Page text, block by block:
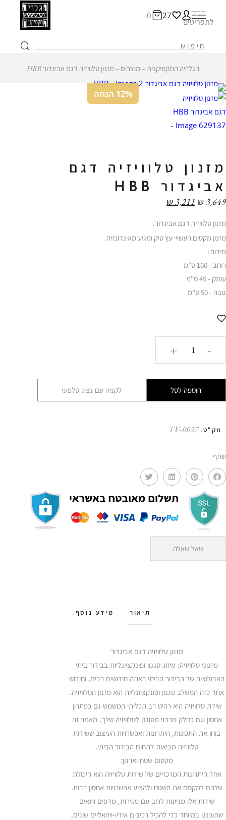
27
0
לתפריטים
הגלריה המקסיקנית ‒מוצרים ‒מזנון טלוויזיה דגם אביגדור HBB
12% הנחה
מזנון טלוויזיה דגם
אביגדור HBB
₪3,649
₪3,211
מזנון טלוויזיה דגם אביגדור.
מזנון מקסים העשויי עץ טיק ומגיע מאינדונזיה.
מידות:
רוחב - 160 ס"מ
עומק - 45 ס"מ
גובה - 50 ס"מ
-
HBB
+
הוספה לסל לקניה עם נציג טלפוני
מק"ט: TV-0027
שתף
שאל שאלה
תיאור מידע נוסף
מזנון טלוויזיה דגם אביגדור
מזנוני טלוויזיה: מיזוג סגנון ופונקציונליות בבידור ביתי
האבולוציה של הבידור הביתי ראתה חידושים רבים, וחידוש
אחד כזה המשלב סגנון ופונקציונליות הוא מזנון הטלוויזיה.
שידת טלוויזיה היא רהיט רב תכליתי המשמש גם כפתרון
אחסון וגם כחלק מרכזי מסוגנן לטלוויזיה שלך. מאמר זה
בוחן את התכונות, היתרונות ואפשרויות העיצוב ששידות
טלוויזיה מביאות לתחום הבידור הביתי.
מקסום שטח וארגון:
אחד היתרונות המרכזיים של שידות טלוויזיה הוא היכולת
שלהם למקסם את השטח ולהציע אפשרויות אחסון רבות.
שידות אלו מגיעות לרוב עם מגירות, מדפים ותאים
שתוכננו במיוחד כדי להכיל רכיבים אודיו-ויזואליים שונים,